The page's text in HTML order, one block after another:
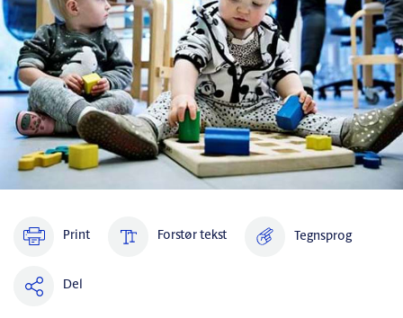
Print Forstør tekst Tegnsprog
Del